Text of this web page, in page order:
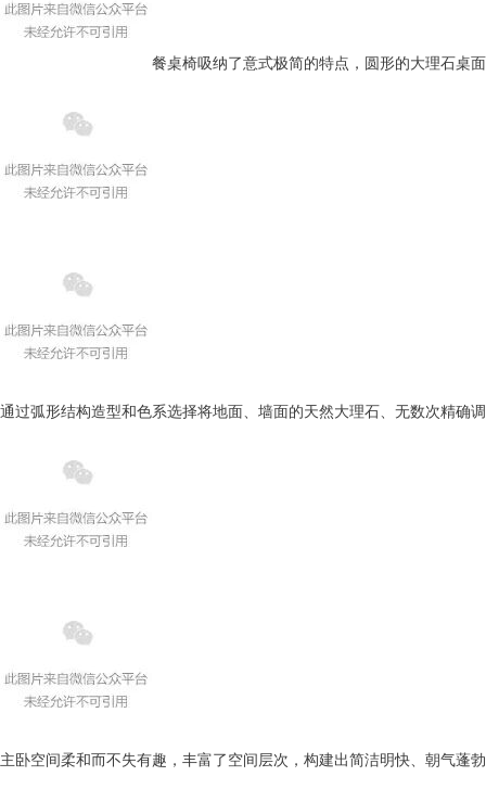
餐桌椅吸纳了意式极简的特点，圆形的大理石桌
通过弧形结构造型和色系选择将地面、墙面的天然大理石、无数次精确
主卧空间柔和而不失有趣，丰富了空间层次，构建出简洁明快、朝气蓬